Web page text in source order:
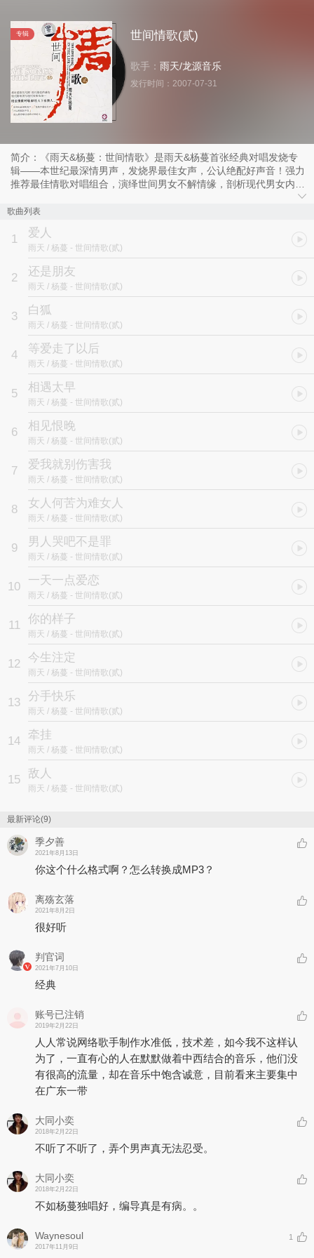
专辑 世间情歌(贰)
歌手： 雨天/龙源音乐
发行时间： 2007-07-31
简介：《雨天&杨蔓：世间情歌》是雨天&杨蔓首张经典对唱发烧专
辑——本世纪最深情男声，发烧界最佳女声，公认绝配好声音！强力
推荐最佳情歌对唱组合，演绎世间男女不解情缘，剖析现代男女内心
雨天&杨蔓首张经典对唱发烧专辑，爱情无法倒带，情歌演绎永
恒。
歌曲列表
1 爱人
雨天 / 杨蔓 - 世间情歌(贰)
2 还是朋友
雨天 / 杨蔓 - 世间情歌(贰)
3 白狐
雨天 / 杨蔓 - 世间情歌(贰)
4 等爱走了以后
雨天 / 杨蔓 - 世间情歌(贰)
5 相遇太早
雨天 / 杨蔓 - 世间情歌(贰)
6 相见恨晚
雨天 / 杨蔓 - 世间情歌(贰)
7 爱我就别伤害我
雨天 / 杨蔓 - 世间情歌(贰)
8 女人何苦为难女人
雨天 / 杨蔓 - 世间情歌(贰)
9 男人哭吧不是罪
雨天 / 杨蔓 - 世间情歌(贰)
10 一天一点爱恋
雨天 / 杨蔓 - 世间情歌(贰)
11 你的样子
雨天 / 杨蔓 - 世间情歌(贰)
12 今生注定
雨天 / 杨蔓 - 世间情歌(贰)
13 分手快乐
雨天 / 杨蔓 - 世间情歌(贰)
14 牵挂
雨天 / 杨蔓 - 世间情歌(贰)
15 敌人
雨天 / 杨蔓 - 世间情歌(贰)
最新评论(9)
季夕善
2021年8月13日
你这个什么格式啊？怎么转换成MP3？
离殇玄落
2021年8月2日
很好听
判官词
2021年7月10日
经典
账号已注销
2019年2月22日
人人常说网络歌手制作水准低，技术差，如今我不这样认
为了，一直有心的人在默默做着中西结合的音乐，他们没
有很高的流量，却在音乐中饱含诚意，目前看来主要集中
在广东一带
大同小奕
2018年2月22日
不听了不听了，弄个男声真无法忍受。
大同小奕
2018年2月22日
不如杨蔓独唱好，编导真是有病。。
Waynesoul
2017年11月9日
1